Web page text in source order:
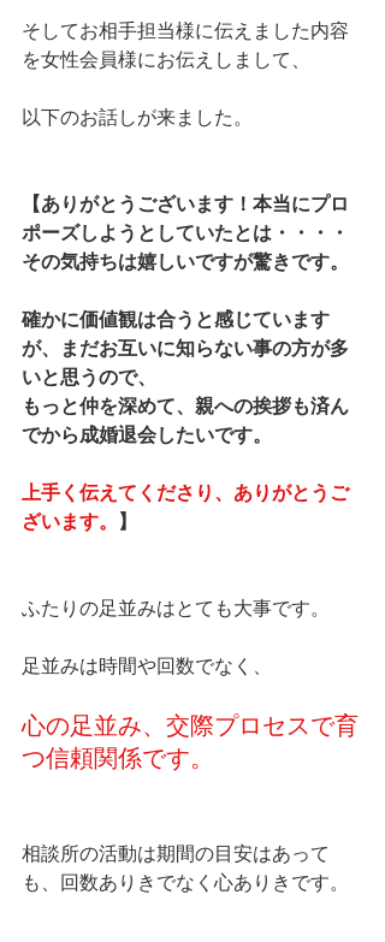
そしてお相手担当様に伝えました内容
を女性会員様にお伝えしまして、
以下のお話しが来ました。
【ありがとうございます！本当にプロ
ポーズしようとしていたとは・・・・
その気持ちは嬉しいですが驚きです。
確かに価値観は合うと感じています
が、まだお互いに知らない事の方が多
いと思うので、
もっと仲を深めて、親への挨拶も済ん
でから成婚退会したいです。
上手く伝えてくださり、ありがとうご
ざいます。 】
ふたりの足並みはとても大事です。
足並みは時間や回数でなく、
心の足並み、交際プロセスで育
つ信頼関係です。
相談所の活動は期間の目安はあって
も、回数ありきでなく心ありきです。